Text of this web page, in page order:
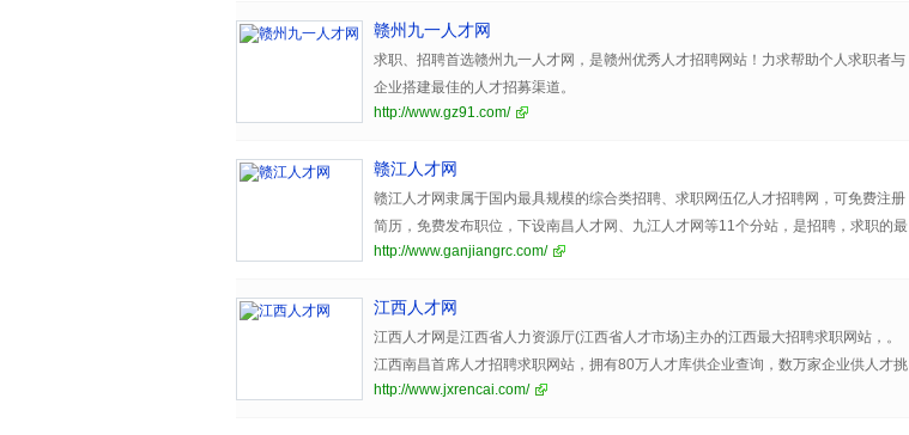
赣州九一人才网
求职、招聘首选赣州九一人才网，是赣州优秀人才招聘网站！力求帮助个人求职者与
企业搭建最佳的人才招募渠道。
http://www.gz91.com/
赣江人才网
赣江人才网隶属于国内最具规模的综合类招聘、求职网伍亿人才招聘网，可免费注册
简历，免费发布职位，下设南昌人才网、九江人才网等11个分站，是招聘，求职的最
佳选择。
http://www.ganjiangrc.com/
江西人才网
江西人才网是江西省人力资源厅(江西省人才市场)主办的江西最大招聘求职网站，。
江西南昌首席人才招聘求职网站，拥有80万人才库供企业查询，数万家企业供人才挑
选。
http://www.jxrencai.com/